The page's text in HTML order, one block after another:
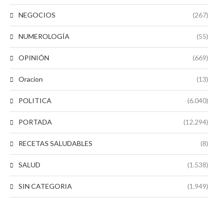
NEGOCIOS (267)
NUMEROLOGÍA (55)
OPINIÓN (669)
Oracion (13)
POLITICA (6.040)
PORTADA (12.294)
RECETAS SALUDABLES (8)
SALUD (1.538)
SIN CATEGORIA (1.949)